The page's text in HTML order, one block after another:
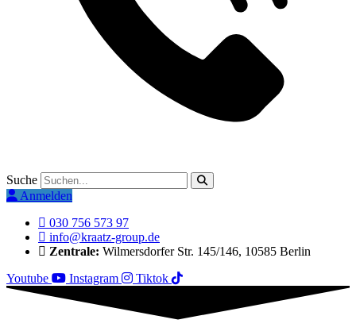
Suche
Anmelden
030 756 573 97
info@kraatz-group.de
Zentrale: Wilmersdorfer Str. 145/146, 10585 Berlin
Youtube
Instagram Tiktok